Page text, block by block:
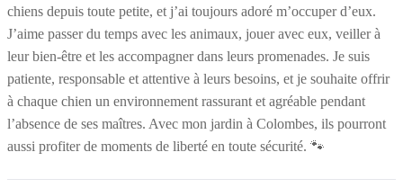
chiens depuis toute petite, et j’ai toujours adoré m’occuper d’eux.
J’aime passer du temps avec les animaux, jouer avec eux, veiller à
leur bien-être et les accompagner dans leurs promenades. Je suis
patiente, responsable et attentive à leurs besoins, et je souhaite offrir
à chaque chien un environnement rassurant et agréable pendant
l’absence de ses maîtres. Avec mon jardin à Colombes, ils pourront
aussi profiter de moments de liberté en toute sécurité. 🐾